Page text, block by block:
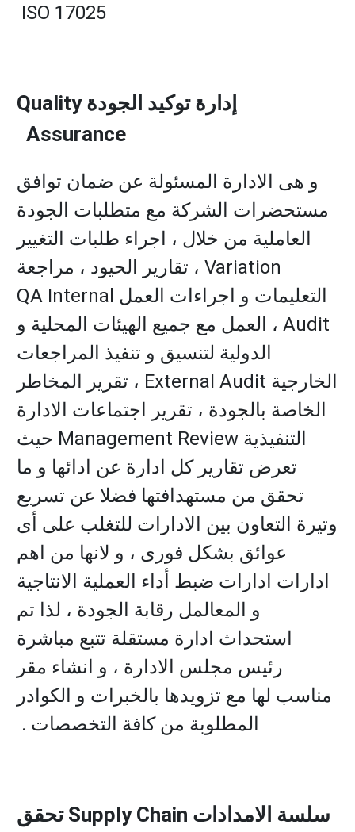
ISO 17025
إدارة توكيد الجودة Quality
Assurance
و هى الادارة المسئولة عن ضمان توافق
مستحضرات الشركة مع متطلبات الجودة
العاملية من خلال ، اجراء طلبات التغيير
Variation ، تقارير الحيود ، مراجعة
التعليمات و اجراءات العمل QA Internal
Audit ، العمل مع جميع الهيئات المحلية و
الدولية لتنسيق و تنفيذ المراجعات
الخارجية External Audit ، تقرير المخاطر
الخاصة بالجودة ، تقرير اجتماعات الادارة
التنفيذية Management Review حيث
تعرض تقارير كل ادارة عن ادائها و ما
تحقق من مستهدافتها فضلا عن تسريع
وتيرة التعاون بين الادارات للتغلب على أى
عوائق بشكل فورى ، و لانها من اهم
ادارات ادارات ضبط أداء العملية الانتاجية
و المعالمل رقابة الجودة ، لذا تم
استحداث ادارة مستقلة تتبع مباشرة
رئيس مجلس الادارة ، و انشاء مقر
مناسب لها مع تزويدها بالخبرات و الكوادر
المطلوبة من كافة التخصصات .
سلسة الامدادات Supply Chain تحقق